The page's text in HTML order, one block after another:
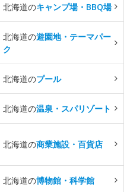
北海道のキャンプ場・BBQ場
北海道の遊園地・テーマパー
ク
北海道のプール
北海道の温泉・スパリゾート
北海道の商業施設・百貨店
北海道の博物館・科学館